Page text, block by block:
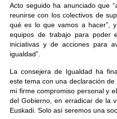
Acto seguido ha anunciado que
reunirse con los colectivos de
qué es lo que vamos a hacer”,
equipos de trabajo para poder
iniciativas y de acciones para
igualdad”.
La consejera de Igualdad ha
este tema con una declaración de
mi firme compromiso personal y
del Gobierno, en erradicar de la
Euskadi. Solo así seremos una